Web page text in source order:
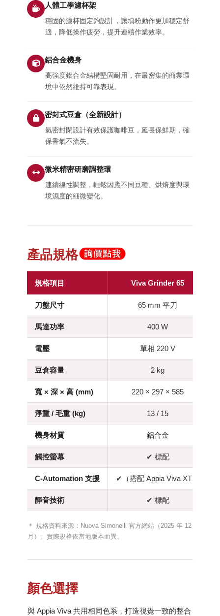
人體工學濾杯架
穩固的濾杯固定鉤設計，讓填粉動作更加穩定舒
適，降低操作疲勞，提升連續作業效率。
鋁合金機身
高強度鋁合金結構堅固耐用，在最密集的商業環
境中依然維持可靠表現。
密封式豆倉（全新設計）
氣密封閉設計有效保護咖啡豆，延長保鮮期，確
保香氣不流失。
微米精密研磨調整環
連續線性調整，輕鬆因應不同豆種、烘焙度與環
境濕度的細微變化。
產品規格
規格項目 Viva Grinder 65
刀盤尺寸 65 mm 平刀
馬達功率 400 W
電壓 單相 220 V
豆倉容量 2 kg
寬 × 深 × 高 (mm) 220 × 297 × 585
淨重 / 毛重 (kg) 13 / 15
機身材質 鋁合金
觸控螢幕 ✔ 標配
C-Automation 支援 ✔（搭配 Appia Viva XT）
靜音技術 ✔ 標配
＊ 規格資料來源：Nuova Simonelli 官方網站（2025 年 12
月）。實際規格依當地版本而異。
顏色選擇
與 Appia Viva 共用相同色系，打造視覺一致的整合